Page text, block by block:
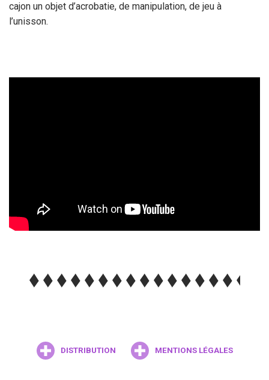
cajon un objet d’acrobatie, de manipulation, de jeu à
l’unisson.
DISTRIBUTION MENTIONS LÉGALES